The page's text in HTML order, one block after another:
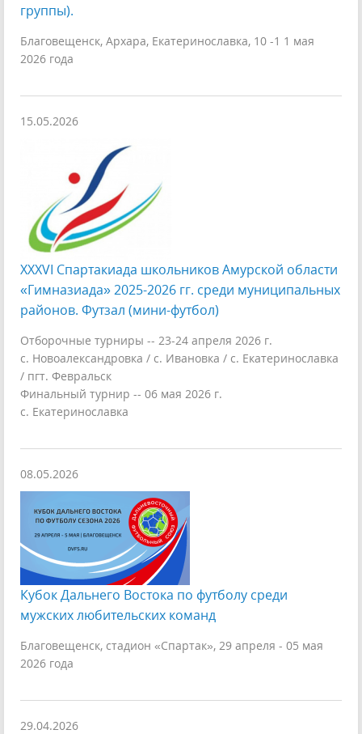
группы).
Благовещенск, Архара, Екатеринославка, 10 -1 1 мая
2026 года
15.05.2026
XXXVI Спартакиада школьников Амурской области
«Гимназиада» 2025-2026 гг. среди муниципальных
районов. Футзал (мини-футбол)
Отборочные турниры -- 23-24 апреля 2026 г.
с. Новоалександровка / с. Ивановка / с. Екатеринославка
/ пгт. Февральск
Финальный турнир -- 06 мая 2026 г.
с. Екатеринославка
08.05.2026
Кубок Дальнего Востока по футболу среди
мужских любительских команд
Благовещенск, стадион «Спартак», 29 апреля - 05 мая
2026 года
29.04.2026